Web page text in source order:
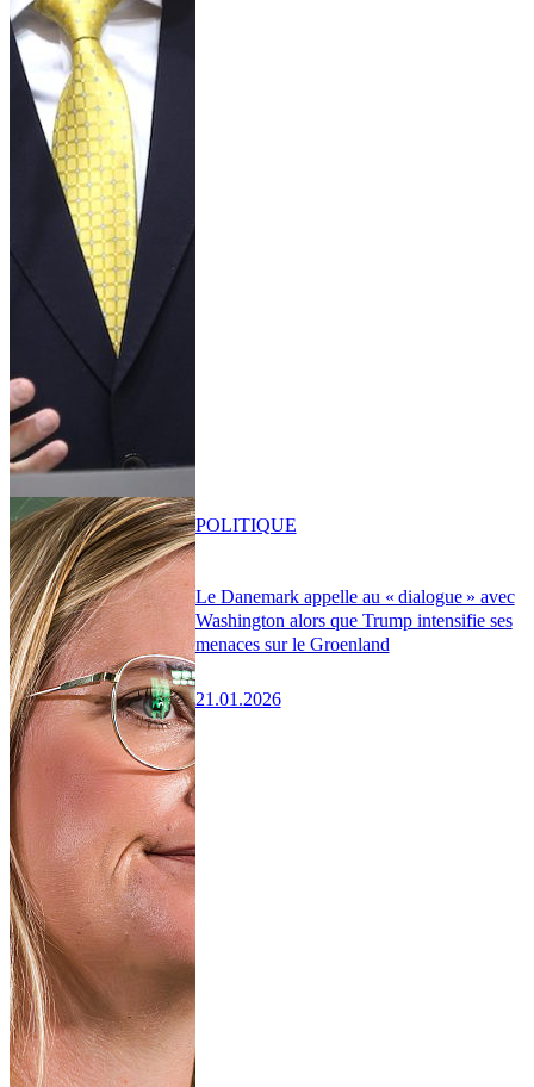
Le Danemark appelle au « dialogue » avec
Washington alors que Trump intensifie ses
menaces sur le Groenland
21.01.2026
POLITIQUE